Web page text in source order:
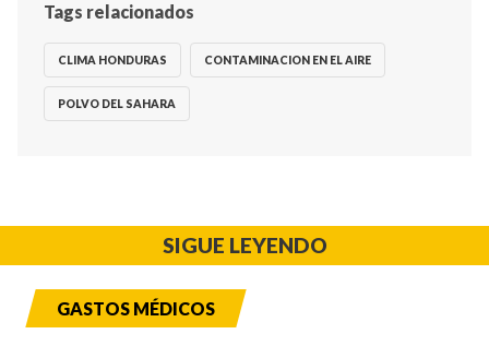
Tags relacionados
CLIMA HONDURAS CONTAMINACION EN EL AIRE
POLVO DEL SAHARA
SIGUE LEYENDO
GASTOS MÉDICOS